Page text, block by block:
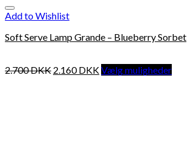
Add to Wishlist
Soft Serve Lamp Grande – Blueberry Sorbet
2.700DKK 2.160DKKVælg muligheder